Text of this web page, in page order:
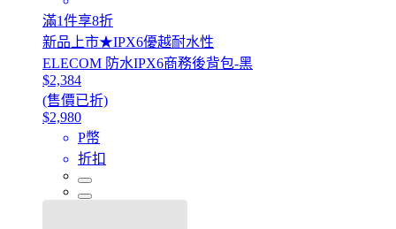
滿1件享8折
新品上市★IPX6優越耐水性
ELECOM 防水IPX6商務後背包-黑
$2,384
(售價已折)
$2,980
P幣
折扣